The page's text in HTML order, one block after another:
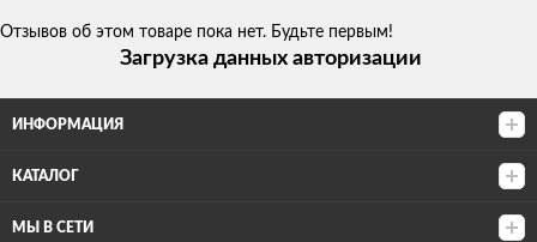
Отзывов об этом товаре пока нет. Будьте первым!
Загрузка данных авторизации
ИНФОРМАЦИЯ
КАТАЛОГ
МЫ В СЕТИ